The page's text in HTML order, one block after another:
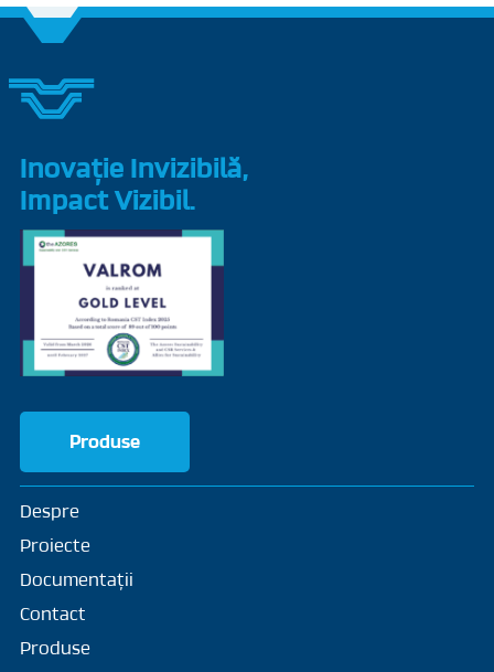
Inovație Invizibilă,
Impact Vizibil.
Produse
Despre
Proiecte
Documentații
Contact
Produse